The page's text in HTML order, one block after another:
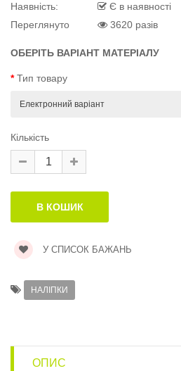
матеріал
матеріал
матеріал
Наявність:
Є в наявності
Переглянуто
3620 разів
ОБЕРІТЬ ВАРІАНТ МАТЕРІАЛУ
Тип товару
Кількість
У СПИСОК БАЖАНЬ
НАЛІПКИ
ОПИС